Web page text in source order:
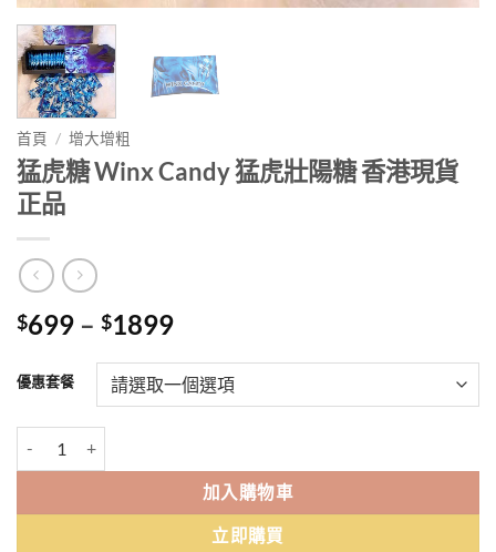
首頁 / 增大增粗
猛虎糖 Winx Candy 猛虎壯陽糖 香港現貨
正品
$699 – $1899Price
$699
through
優惠套餐
加入購物車
立即購買